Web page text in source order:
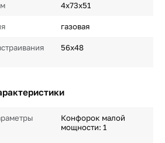
4х73х51
газовая
56х48
Конфорок малой
мощности: 1